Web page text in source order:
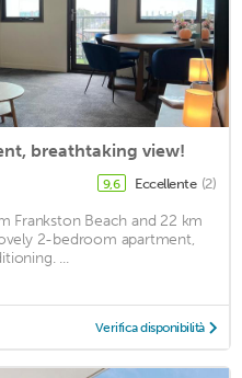
breathtaking view!
9,6 Eccellente (2)
Frankston Beach and 22 km
2-bedroom apartment,
...
Verifica disponibilità